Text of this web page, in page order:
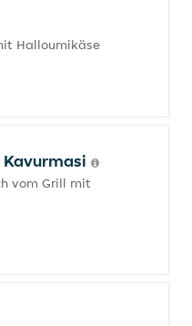
Halloumikäse
vom Grill mit